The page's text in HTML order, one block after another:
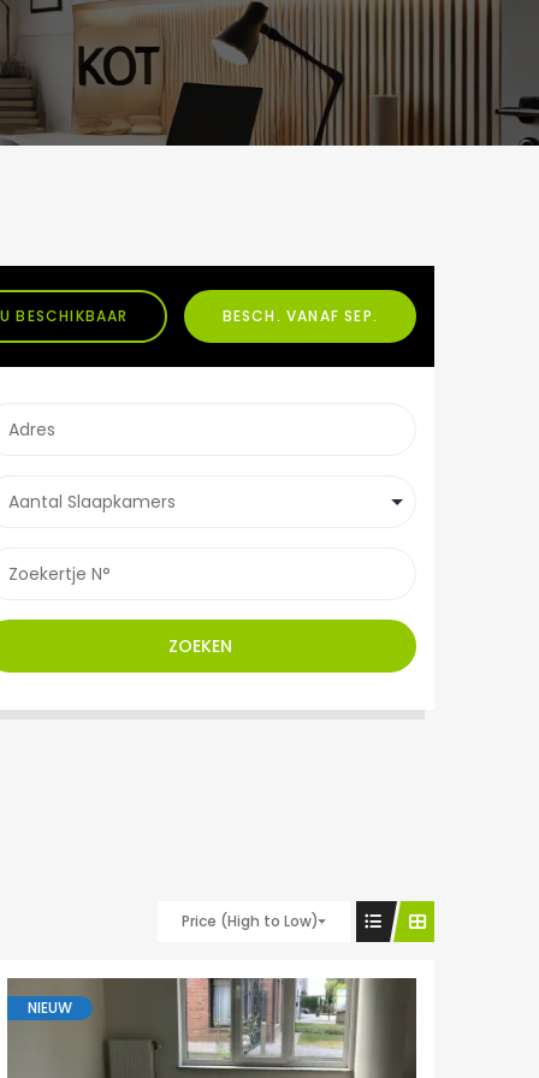
BESCHIKBAAR BESCH. VANAF SEP.
ZOEKEN
Price (High to Low)
NIEUW